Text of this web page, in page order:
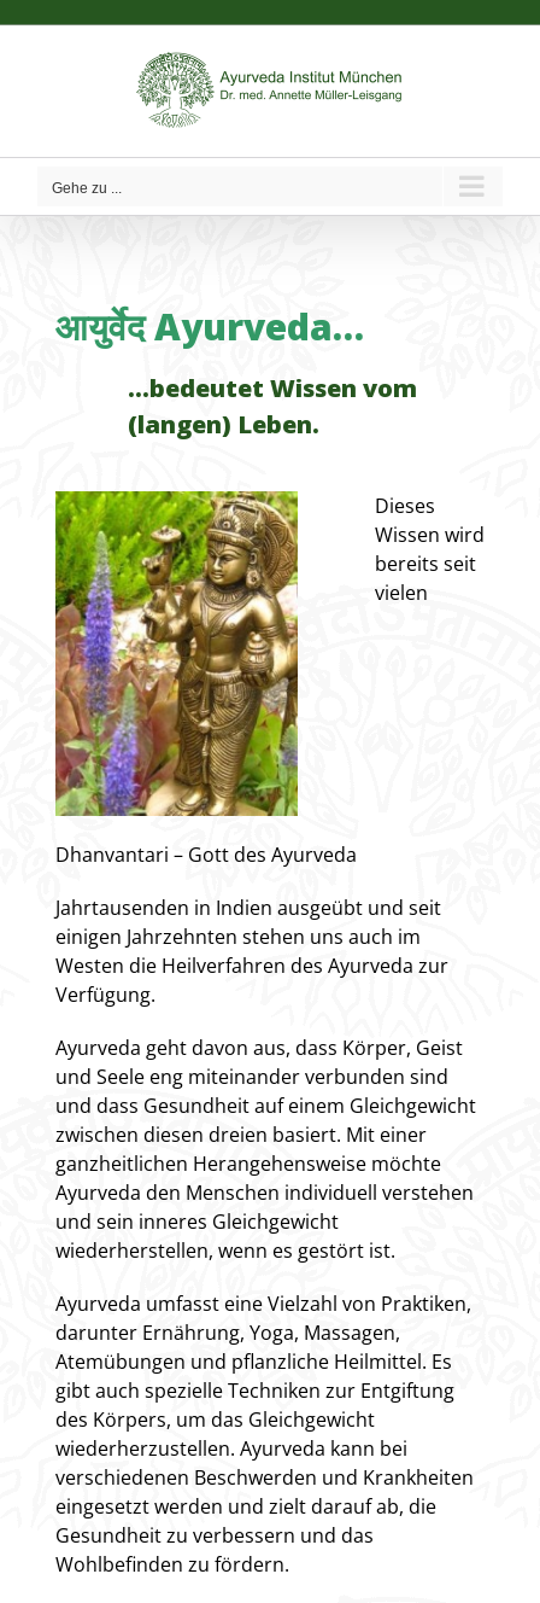
Gehe zu ...
आयुर्वेद Ayurveda…
…bedeutet Wissen vom
(langen) Leben.
Dhanvantari – Gott des Ayurveda
Dieses
Wissen wird
bereits seit
vielen
Jahrtausenden in Indien ausgeübt und seit
einigen Jahrzehnten stehen uns auch im
Westen die Heilverfahren des Ayurveda zur
Verfügung.
Ayurveda geht davon aus, dass Körper, Geist
und Seele eng miteinander verbunden sind
und dass Gesundheit auf einem Gleichgewicht
zwischen diesen dreien basiert. Mit einer
ganzheitlichen Herangehensweise möchte
Ayurveda den Menschen individuell verstehen
und sein inneres Gleichgewicht
wiederherstellen, wenn es gestört ist.
Ayurveda umfasst eine Vielzahl von Praktiken,
darunter Ernährung, Yoga, Massagen,
Atemübungen und pflanzliche Heilmittel. Es
gibt auch spezielle Techniken zur Entgiftung
des Körpers, um das Gleichgewicht
wiederherzustellen. Ayurveda kann bei
verschiedenen Beschwerden und Krankheiten
eingesetzt werden und zielt darauf ab, die
Gesundheit zu verbessern und das
Wohlbefinden zu fördern.